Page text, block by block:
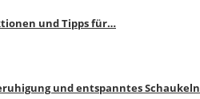
und Tipps für…
und entspanntes Schaukeln